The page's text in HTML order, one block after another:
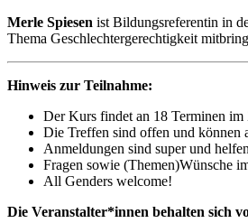
Merle Spiesen ist Bildungsreferentin in
Thema Geschlechtergerechtigkeit
Hinweis zur Teilnahme:
Der Kurs findet an 18 Terminen im
Die Treffen sind offen und können
Anmeldungen sind super und
Fragen sowie (Themen)Wünsche
All Genders welcome!
Die Veranstalter*innen behalten sich